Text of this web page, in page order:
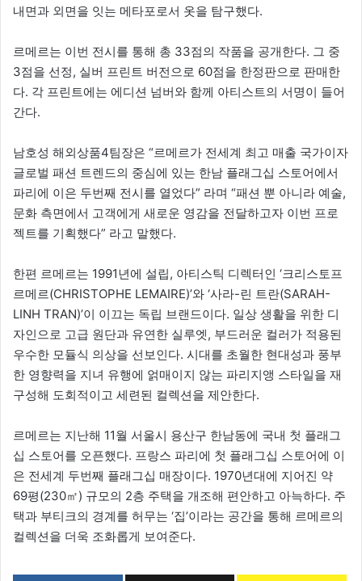
내면과 외면을 잇는 메타포로서 옷을 탐구했다.
르메르는 이번 전시를 통해 총 33점의 작품을 공개한다. 그 중
3점을 선정, 실버 프린트 버전으로 60점을 한정판으로 판매한
다. 각 프린트에는 에디션 넘버와 함께 아티스트의 서명이 들어
간다.
남호성 해외상품4팀장은 “르메르가 전세계 최고 매출 국가이자
글로벌 패션 트렌드의 중심에 있는 한남 플래그십 스토어에서
파리에 이은 두번째 전시를 열었다” 라며 “패션 뿐 아니라 예술,
문화 측면에서 고객에게 새로운 영감을 전달하고자 이번 프로
젝트를 기획했다” 라고 말했다.
한편 르메르는 1991년에 설립, 아티스틱 디렉터인 ‘크리스토프
르메르(CHRISTOPHE LEMAIRE)’와 ‘사라-린 트란(SARAH-
LINH TRAN)’이 이끄는 독립 브랜드이다. 일상 생활을 위한 디
자인으로 고급 원단과 유연한 실루엣, 부드러운 컬러가 적용된
우수한 모듈식 의상을 선보인다. 시대를 초월한 현대성과 풍부
한 영향력을 지녀 유행에 얽매이지 않는 파리지앵 스타일을 재
구성해 도회적이고 세련된 컬렉션을 제안한다.
르메르는 지난해 11월 서울시 용산구 한남동에 국내 첫 플래그
십 스토어를 오픈했다. 프랑스 파리에 첫 플래그십 스토어에 이
은 전세계 두번째 플래그십 매장이다. 1970년대에 지어진 약
69평(230㎡) 규모의 2층 주택을 개조해 편안하고 아늑하다. 주
택과 부티크의 경계를 허무는 ‘집’이라는 공간을 통해 르메르의
컬렉션을 더욱 조화롭게 보여준다.